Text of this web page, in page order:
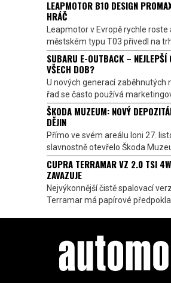
LEAPMOTOR B10 DESIGN
HRÁČ
Leapmotor v Evropě rychle
městském typu T03 přivedl na
SUBARU E-OUTBACK – NEJLEPŠÍ
VŠECH DOB?
U nových generací zaběhnutých
řad se často používá
ŠKODA MUZEUM: NOVÝ
DĚJIN
Přímo ve svém areálu loni 27.
slavnostně otevřelo Škoda
CUPRA TERRAMAR VZ 2.0 TSI
ZAVAZUJE
Nejvýkonnější čistě spalovací
Terramar má papírové